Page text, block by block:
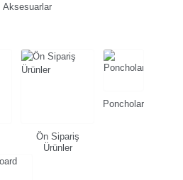
Aksesuarlar
Ön Sipariş
Ürünler
Poncholar